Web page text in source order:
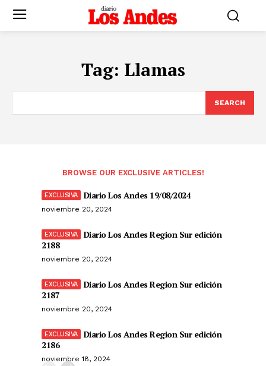
Tag: Llamas
SEARCH
BROWSE OUR EXCLUSIVE ARTICLES!
Diario Los Andes 19/08/2024
noviembre 20, 2024
Diario Los Andes Region Sur edición
2188
noviembre 20, 2024
Diario Los Andes Region Sur edición
2187
noviembre 20, 2024
Diario Los Andes Region Sur edición
2186
noviembre 18, 2024